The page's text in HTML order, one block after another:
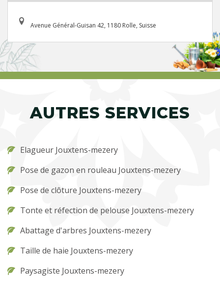
Avenue Général-Guisan 42, 1180 Rolle, Suisse
AUTRES SERVICES
Elagueur Jouxtens-mezery
Pose de gazon en rouleau Jouxtens-mezery
Pose de clôture Jouxtens-mezery
Tonte et réfection de pelouse Jouxtens-mezery
Abattage d'arbres Jouxtens-mezery
Taille de haie Jouxtens-mezery
Paysagiste Jouxtens-mezery